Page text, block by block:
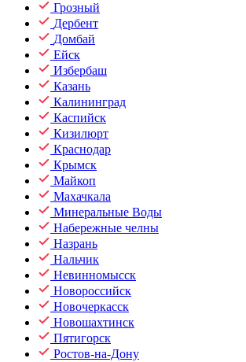
Грозный
Дербент
Домбай
Ейск
Избербаш
Казань
Калининград
Каспийск
Кизилюрт
Краснодар
Крымск
Майкоп
Махачкала
Минеральные Воды
Набережные челны
Назрань
Нальчик
Невинномысск
Новороссийск
Новочеркасск
Новошахтинск
Пятигорск
Ростов-на-Дону